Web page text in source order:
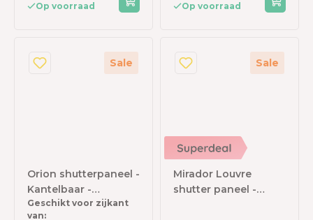
Op voorraad Op voorraad
Sale
Orion shutterpaneel -
Kantelbaar -
Horizontaal - 123 cm
Geschikt voor zijkant
van:
Sale
Mirador Louvre
shutter paneel -